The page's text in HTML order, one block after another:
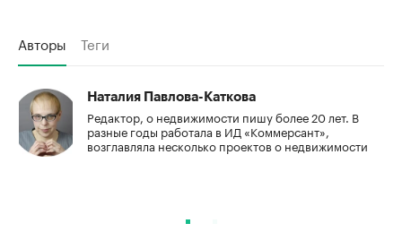
Авторы Теги
Наталия Павлова-Каткова
Редактор, о недвижимости пишу более 20 лет. В
разные годы работала в ИД «Коммерсант»,
возглавляла несколько проектов о недвижимости